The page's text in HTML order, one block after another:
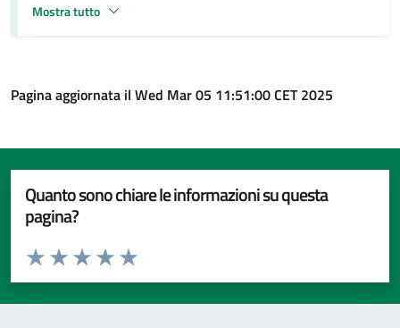
Mostra tutto
Pagina aggiornata il Wed Mar 05 11:51:00 CET 2025
Quanto sono chiare le informazioni su questa
pagina?
Valuta da 1 a 5 stelle la pagina
Valuta 5 stelle su 5
Valuta 4 stelle su 5
Valuta 3 stelle su 5
Valuta 2 stelle su 5
Valuta 1 stelle su 5